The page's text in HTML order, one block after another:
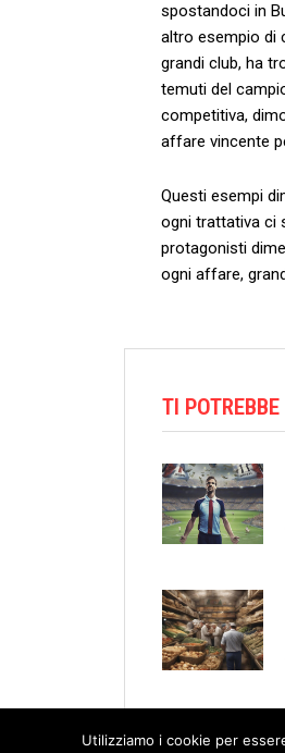
spostandoci in
altro esempio di​
grandi club, ha
temuti del
competitiva,
affare vincente
Questi esempi
ogni trattativa ci
protagonisti
ogni affare,
TI
Utilizziamo i cookie per